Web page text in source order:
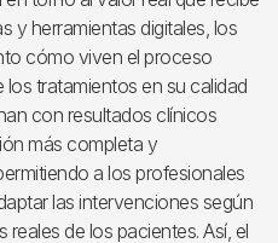
y herramientas digitales, los
cómo viven el proceso
tratamientos en su calidad
con resultados clínicos
más completa y
a los profesionales
las intervenciones según
de los pacientes. Así, el